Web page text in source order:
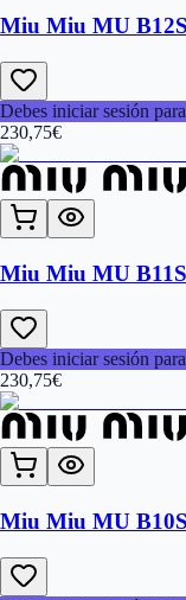
Miu Miu MU
Debes iniciar sesión
230,75€
Miu Miu MU
Debes iniciar sesión
230,75€
Miu Miu MU